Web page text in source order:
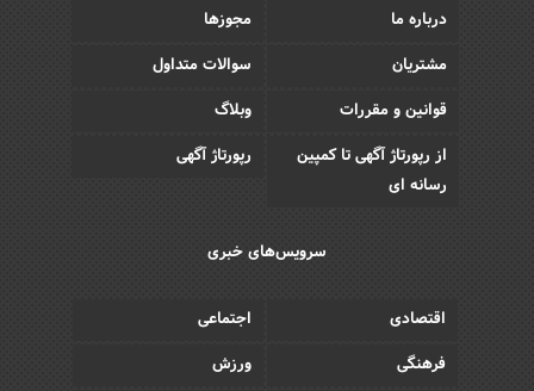
درباره ما
مجوزها
مشتریان
سوالات متداول
قوانین و مقررات
وبلاگ
از رپورتاژ آگهی تا کمپین
رسانه ای
رپورتاژ آگهی
سرویس‌های خبری
اقتصادی
اجتماعی
فرهنگی
ورزش